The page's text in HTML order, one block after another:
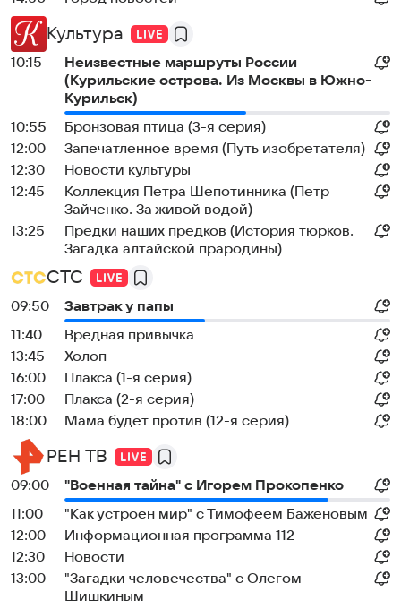
Культура
10:15
Неизвестные маршруты России
(Курильские острова. Из Москвы в Южно-
Курильск)
10:55
Бронзовая птица (3-я серия)
12:00
Запечатленное время (Путь изобретателя)
12:30
Новости культуры
12:45
Коллекция Петра Шепотинника (Петр
Зайченко. За живой водой)
13:25
Предки наших предков (История тюрков.
Загадка алтайской прародины)
СТС
09:50
Завтрак у папы
11:40
Вредная привычка
13:45
Холоп
16:00
Плакса (1-я серия)
17:00
Плакса (2-я серия)
18:00
Мама будет против (12-я серия)
РЕН ТВ
09:00
"Военная тайна" с Игорем Прокопенко
11:00
"Как устроен мир" с Тимофеем Баженовым
12:00
Информационная программа 112
12:30
Новости
13:00
"Загадки человечества" с Олегом
Шишкиным